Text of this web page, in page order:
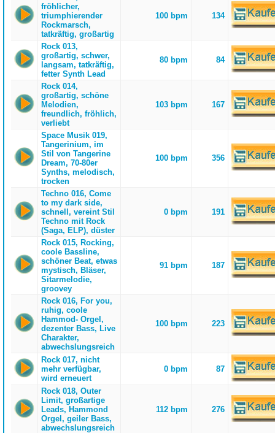
fröhlicher,
triumphierender
Rockmarsch,
tatkräftig, großartig
100 bpm 134
Rock 013,
großartig, schwer,
langsam, tatkräftig,
fetter Synth Lead
80 bpm 84
Rock 014,
großartig, schöne
Melodien,
freundlich, fröhlich,
verliebt
103 bpm 167
Space Musik 019,
Tangerinium, im
Stil von Tangerine
Dream, 70-80er
Synths, melodisch,
trocken
100 bpm 356
Techno 016, Come
to my dark side,
schnell, vereint Stil
Techno mit Rock
(Saga, ELP), düster
0 bpm 191
Rock 015, Rocking,
coole Bassline,
schöner Beat, etwas
mystisch, Bläser,
Sitarmelodie,
groovey
91 bpm 187
Rock 016, For you,
ruhig, coole
Hammod- Orgel,
dezenter Bass, Live
Charakter,
abwechslungsreich
100 bpm 223
Rock 017, nicht
mehr verfügbar,
wird erneuert
0 bpm 87
Rock 018, Outer
Limit, großartige
Leads, Hammond
Orgel, geiler Bass,
abwechslungsreich
112 bpm 276